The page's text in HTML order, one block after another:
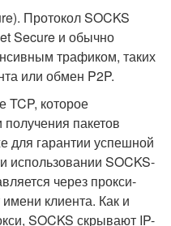
Протокол SOCKS
Secure и обычно
трафиком, таких
или обмен P2P.
TCP, которое
пакетов
для гарантии успешной
использовании SOCKS-
через прокси-
клиента. Как и
SOCKS скрывают IP-